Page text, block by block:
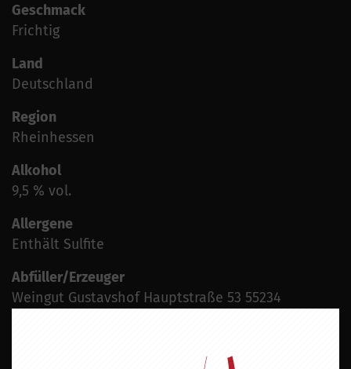
Geschmack
Frichtig
Land
Deutschland
Region
Rheinhessen
Alkohol
9,5 % vol.
Allergene
Enthält Sulfite
Abfüller/Erzeuger
Weingut Gustavshof Hauptstraße 53 55234